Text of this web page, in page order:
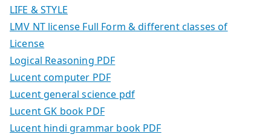
LIFE & STYLE
LMV NT license Full Form & different classes of
License
Logical Reasoning PDF
Lucent computer PDF
Lucent general science pdf
Lucent GK book PDF
Lucent hindi grammar book PDF